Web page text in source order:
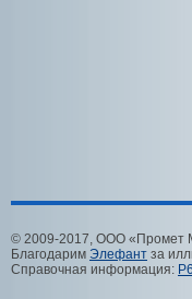
© 2009-2017, ООО «Промет
Благодарим Элефант за
Справочная информация: